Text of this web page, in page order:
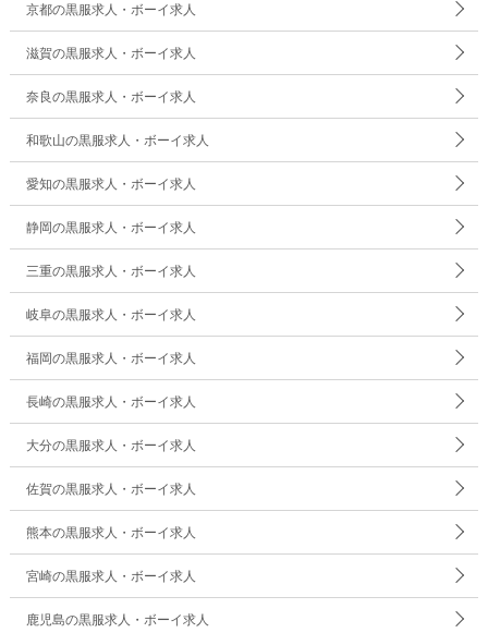
京都の黒服求人・ボーイ求人
滋賀の黒服求人・ボーイ求人
奈良の黒服求人・ボーイ求人
和歌山の黒服求人・ボーイ求人
愛知の黒服求人・ボーイ求人
静岡の黒服求人・ボーイ求人
三重の黒服求人・ボーイ求人
岐阜の黒服求人・ボーイ求人
福岡の黒服求人・ボーイ求人
長崎の黒服求人・ボーイ求人
大分の黒服求人・ボーイ求人
佐賀の黒服求人・ボーイ求人
熊本の黒服求人・ボーイ求人
宮崎の黒服求人・ボーイ求人
鹿児島の黒服求人・ボーイ求人